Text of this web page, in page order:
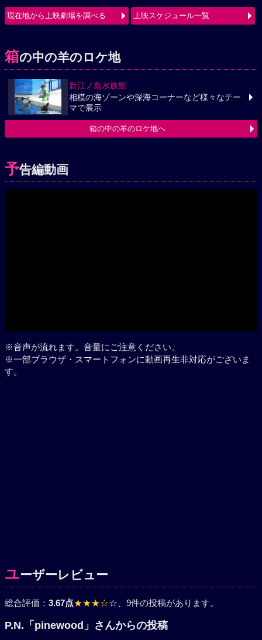
現在地から上映劇場を調べる 上映スケジュール一覧
箱の中の羊のロケ地
新江ノ島水族館
相模の海ゾーンや深海コーナーなど様々なテー
マで展示
箱の中の羊のロケ地へ
予告編動画
※音声が流れます。音量にご注意ください。
※一部ブラウザ・スマートフォンに動画再生非対応がございま
す。
ユーザーレビュー
総合評価： 3.67点★★★☆☆ 、9件の投稿があります。
P.N.「pinewood」さんからの投稿